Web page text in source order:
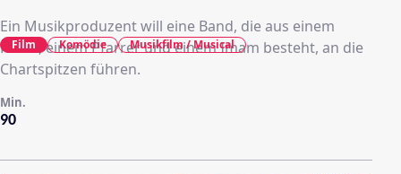
Ein Musikproduzent will eine Band, die aus einem
Rabbi, einem Pfarrer und einem Imam besteht, an die
Chartspitzen führen.
90
Min.
Film Komödie Musikfilm / Musical